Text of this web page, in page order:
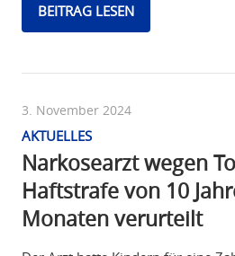
BEITRAG LESEN
3. November 2024
AKTUELLES
Narkosearzt wegen
Haftstrafe von 10
Monaten verurteilt